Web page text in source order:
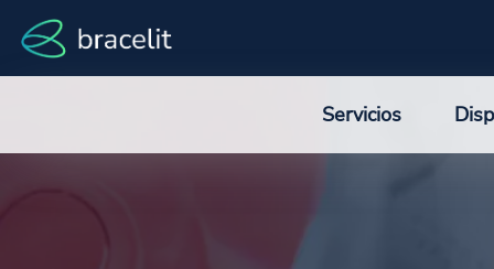
Servicios